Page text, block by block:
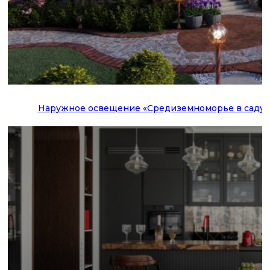
Наружное освещение «Средиземноморье в саду»